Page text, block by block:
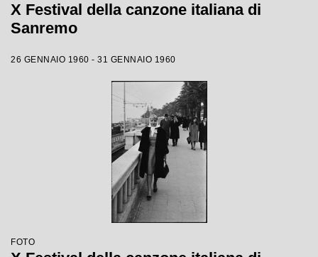
X Festival della canzone italiana di
Sanremo
26 GENNAIO 1960 - 31 GENNAIO 1960
FOTO